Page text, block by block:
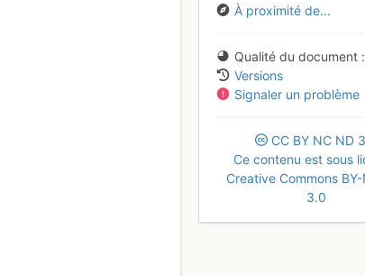
À proximité de...
Qualité du document
Versions
Signaler un problème
CC BY NC ND
Ce contenu est sous
Creative Commons
3.0